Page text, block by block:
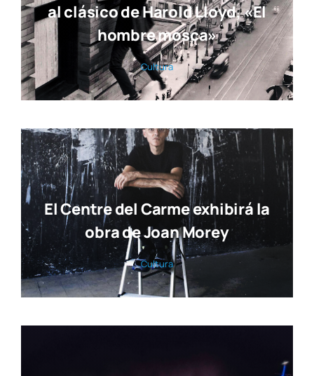
al clásico de Harold Lloyd, «El
hombre mosca»
Cul­tu­ra
El Centre del Carme exhibirá la
obra de Joan Morey
Cul­tu­ra